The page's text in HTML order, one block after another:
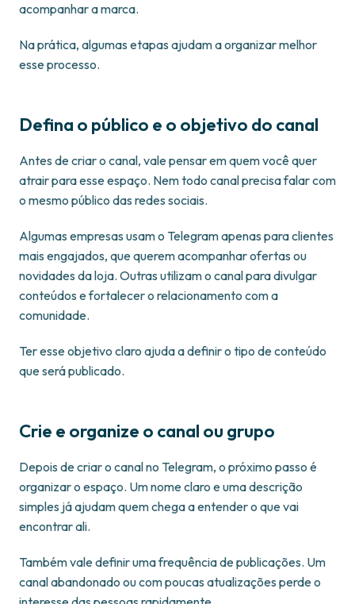
acompanhar a marca.
Na prática, algumas etapas ajudam a organizar melhor
esse processo.
Defina o público e o objetivo do canal
Antes de criar o canal, vale pensar em quem você quer
atrair para esse espaço. Nem todo canal precisa falar com
o mesmo público das redes sociais.
Algumas empresas usam o Telegram apenas para clientes
mais engajados, que querem acompanhar ofertas ou
novidades da loja. Outras utilizam o canal para divulgar
conteúdos e fortalecer o relacionamento com a
comunidade.
Ter esse objetivo claro ajuda a definir o tipo de conteúdo
que será publicado.
Crie e organize o canal ou grupo
Depois de criar o canal no Telegram, o próximo passo é
organizar o espaço. Um nome claro e uma descrição
simples já ajudam quem chega a entender o que vai
encontrar ali.
Também vale definir uma frequência de publicações. Um
canal abandonado ou com poucas atualizações perde o